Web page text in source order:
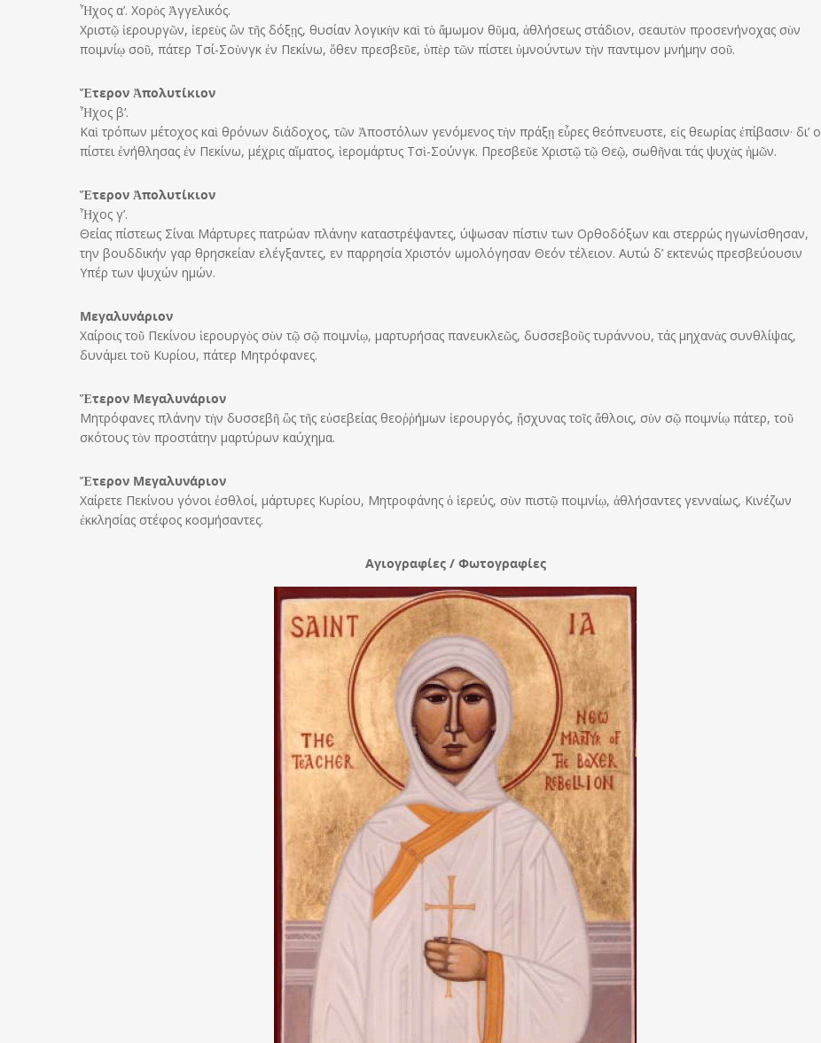
Ἦχος α’. Χορὸς Ἀγγελικός.
Χριστῷ ἱερουργῶν, ἱερεὺς ὢν τῆς δόξῃς, θυσίαν λογικὴν καὶ τὸ ἄμωμον θῦμα, ἀθλήσεως στάδιον, σεαυτὸν προσενήνοχας σὺν
ποιμνίῳ σοῦ, πάτερ Τσί-Σοὺνγκ ἐν Πεκίνω, ὅθεν πρεσβεῦε, ὑπὲρ τῶν πίστει ὑμνούντων τὴν παντιμον μνήμην σοῦ.
Ἕτερον Ἀπολυτίκιον
Ἦχος β’.
Καὶ τρόπων μέτοχος καὶ θρόνων διάδοχος, τῶν Ἀποστόλων γενόμενος τὴν πράξῃ εὗρες θεόπνευστε, εἰς θεωρίας ἐπίβασιν· δι’ ο
πίστει ἐνήθλησας ἐν Πεκίνω, μέχρις αἵματος, ἱερομάρτυς Τσὶ-Σούνγκ. Πρεσβεῦε Χριστῷ τῷ Θεῷ, σωθῆναι τάς ψυχὰς ἡμῶν.
Ἕτερον Ἀπολυτίκιον
Ἦχος γ’.
Θείας πίστεως Σίναι Μάρτυρες πατρώαν πλάνην καταστρέψαντες, ύψωσαν πίστιν των Ορθοδόξων και στερρώς ηγωνίσθησαν,
την βουδδικήν γαρ θρησκείαν ελέγξαντες, εν παρρησία Χριστόν ωμολόγησαν Θεόν τέλειον. Αυτώ δ’ εκτενώς πρεσβεύουσιν
Υπέρ των ψυχών ημών.
Μεγαλυνάριον
Χαίροις τοῦ Πεκίνου ἱερουργὸς σὺν τῷ σῷ ποιμνίῳ, μαρτυρήσας πανευκλεῶς, δυσσεβοῦς τυράννου, τάς μηχανὰς συνθλίψας,
δυνάμει τοῦ Κυρίου, πάτερ Μητρόφανες.
Ἕτερον Μεγαλυνάριον
Μητρόφανες πλάνην τὴν δυσσεβῆ ὣς τῆς εὐσεβείας θεοῤῥήμων ἱερουργός, ᾔσχυνας τοῖς ἄθλοις, σὺν σῷ ποιμνίῳ πάτερ, τοῦ
σκότους τὸν προστάτην μαρτύρων καύχημα.
Ἕτερον Μεγαλυνάριον
Χαίρετε Πεκίνου γόνοι ἐσθλοί, μάρτυρες Κυρίου, Μητροφάνης ὁ ἱερεύς, σὺν πιστῷ ποιμνίῳ, ἀθλήσαντες γενναίως, Κινέζων
ἐκκλησίας στέφος κοσμήσαντες.
Αγιογραφίες / Φωτογραφίες